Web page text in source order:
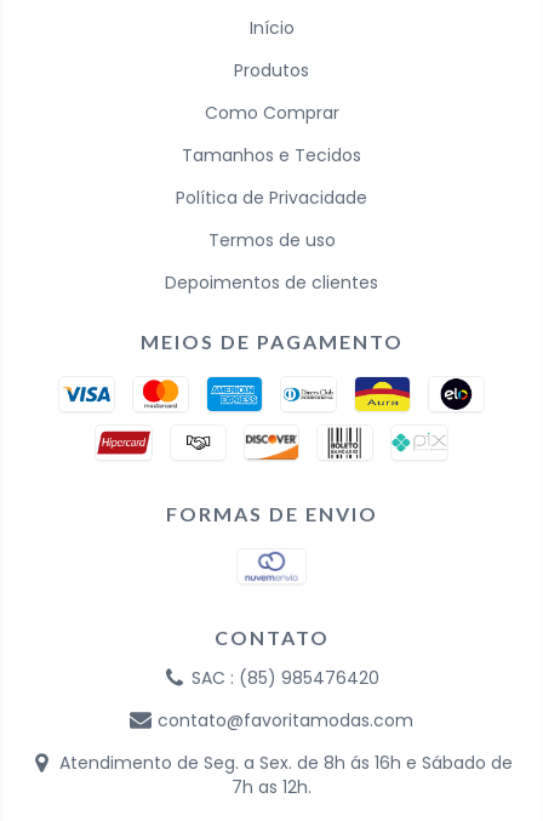
Início
Produtos
Como Comprar
Tamanhos e Tecidos
Política de Privacidade
Termos de uso
Depoimentos de clientes
MEIOS DE PAGAMENTO
FORMAS DE ENVIO
CONTATO
SAC : (85) 985476420
contato@favoritamodas.com
Atendimento de Seg. a Sex. de 8h ás 16h e Sábado de
7h as 12h.